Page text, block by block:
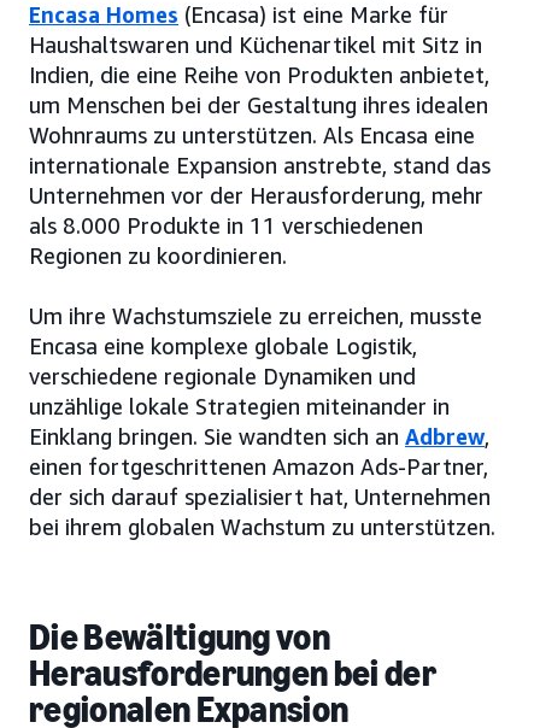
Encasa Homes (Encasa) ist eine Marke für
Haushaltswaren und Küchenartikel mit Sitz in
Indien, die eine Reihe von Produkten anbietet,
um Menschen bei der Gestaltung ihres idealen
Wohnraums zu unterstützen. Als Encasa eine
internationale Expansion anstrebte, stand das
Unternehmen vor der Herausforderung, mehr
als 8.000 Produkte in 11 verschiedenen
Regionen zu koordinieren.
Um ihre Wachstumsziele zu erreichen, musste
Encasa eine komplexe globale Logistik,
verschiedene regionale Dynamiken und
unzählige lokale Strategien miteinander in
Einklang bringen. Sie wandten sich an Adbrew,
einen fortgeschrittenen Amazon Ads-Partner,
der sich darauf spezialisiert hat, Unternehmen
bei ihrem globalen Wachstum zu unterstützen.
Die Bewältigung von
Herausforderungen bei der
regionalen Expansion